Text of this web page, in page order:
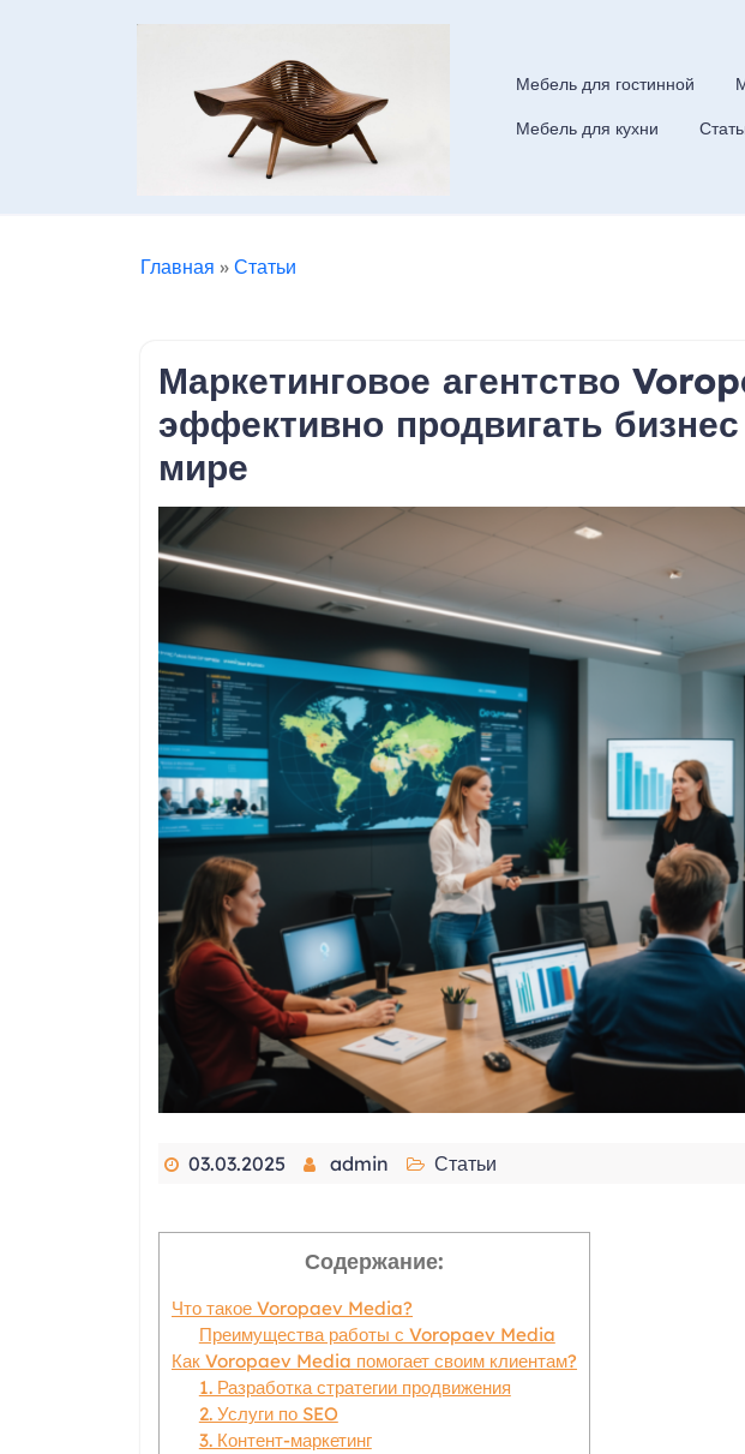
Мебель для гостинной
Мебель для кухни
Главная » Статьи
Маркетинговое агентство
эффективно продвигать
мире
03.03.2025 admin Статьи
Содержание:
Что такое Voropaev Media?
Преимущества работы с Voropaev Media
Как Voropaev Media помогает своим клиентам?
1. Разработка стратегии продвижения
2. Услуги по SEO
3. Контент-маркетинг